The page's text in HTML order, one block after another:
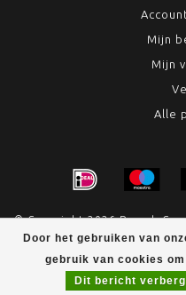
Door het gebruiken van
gebruik van cookies
Dit bericht
Mijn
Mijn
Alle
© Copyright 2026 Rumah
- Theme